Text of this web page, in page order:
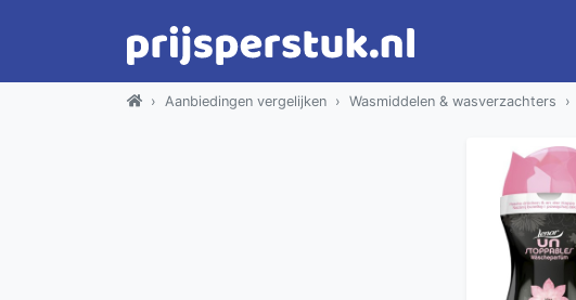
Aanbiedingen vergelijken Wasmiddelen & wasverzachters